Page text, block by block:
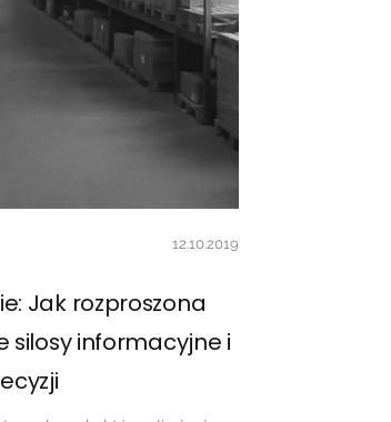
12.10.2019
Jak rozproszona
informacyjne i